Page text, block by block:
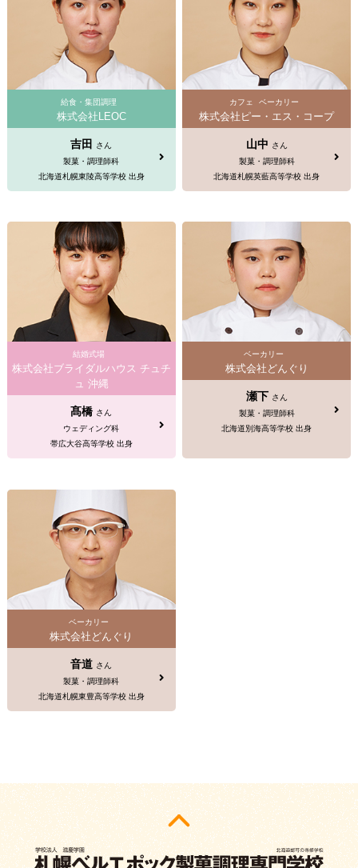
給食・集団調理
株式会社LEOC
吉田
さん
製菓・調理師科
北海道札幌東陵高等学校 出身
カフェ ベーカリー
株式会社ピー・エス・コープ
山中 さん
製菓・調理師科
北海道札幌英藍高等学校 出身
結婚式場
株式会社ブライダルハウス チュチ
ュ 沖縄
髙橋 さん
ウェディング科
帯広大谷高等学校 出身
ベーカリー
株式会社どんぐり
瀬下 さん
製菓・調理師科
北海道別海高等学校 出身
ベーカリー
株式会社どんぐり
音道 さん
製菓・調理師科
北海道札幌東豊高等学校 出身